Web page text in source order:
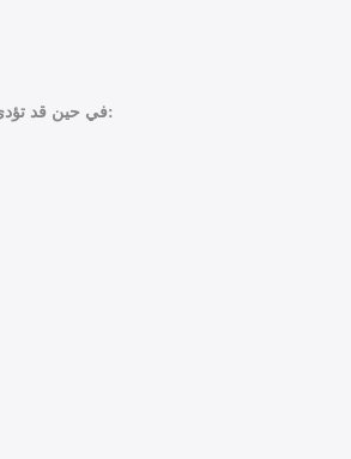
في حين قد تؤدي مادة تيمولول، الموجودة في زولامول قطرة للعين 5مل، إلى الأعراض الجانبية الآتية: